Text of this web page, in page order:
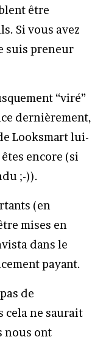
être
Si vous avez
suis preneur
“viré”
dernièrement,
Looksmart lui-
encore (si
;-)).
(en
mises en
dans le
payant.
de
cela ne saurait
nous ont